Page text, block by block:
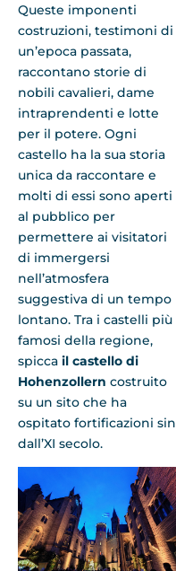
Queste imponenti
costruzioni, testimoni di
un’epoca passata,
raccontano storie di
nobili cavalieri, dame
intraprendenti e lotte
per il potere. Ogni
castello ha la sua storia
unica da raccontare e
molti di essi sono aperti
al pubblico per
permettere ai visitatori
di immergersi
nell’atmosfera
suggestiva di un tempo
lontano. Tra i castelli più
famosi della regione,
spicca il castello di
Hohenzollern costruito
su un sito che ha
ospitato fortificazioni sin
dall’XI secolo.